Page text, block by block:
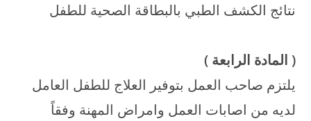
نتائج الكشف الطبي بالبطاقة الصحية للطفل
( المادة الرابعة )
يلتزم صاحب العمل بتوفير العلاج للطفل العامل
لديه من اصابات العمل وامراض المهنة وفقاً